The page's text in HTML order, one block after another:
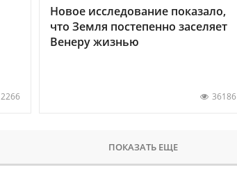
2266
Новое исследование показало,
что Земля постепенно заселяет
Венеру жизнью
36186
ПОКАЗАТЬ ЕЩЕ